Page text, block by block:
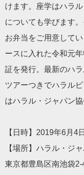
けます。座学はハラ
についても学びます
お弁当をご用意して
ースに入れた令和元
証を発行。最新のハ
ツアーつきでハラル
はハラル・ジャパン協
【日時】2019年6月
【場所】ハラル・ジ
東京都豊島区南池袋